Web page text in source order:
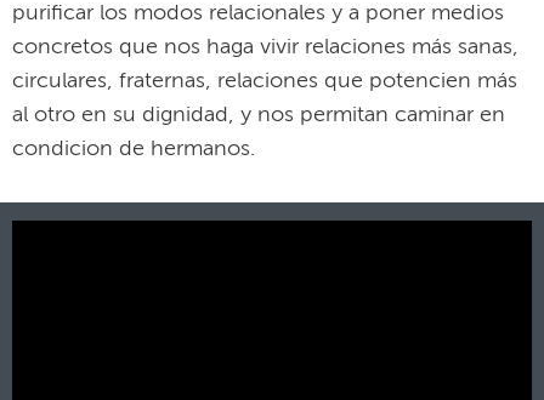
purificar los modos relacionales y a poner medios
concretos que nos haga vivir relaciones más sanas,
circulares, fraternas, relaciones que potencien más
al otro en su dignidad, y nos permitan caminar en
condicion de hermanos.